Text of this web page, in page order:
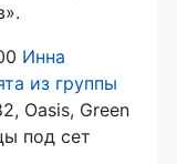
Инна
из группы
Oasis, Green
под сет